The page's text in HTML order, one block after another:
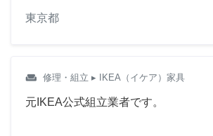
東京都
weekend 修理・組立 ▸ IKEA（イケア）家具
元IKEA公式組立業者です。